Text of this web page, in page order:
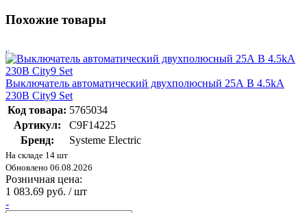
Похожие товары
Выключатель автоматический двухполюсный 25А B 4.5kA
230В City9 Set
Код товара: 5765034
Артикул:
C9F14225
Бренд:
Systeme Electric
На складе 14 шт
Обновлено 06.08.2026
Розничная цена:
1 083.69 руб. / шт
-